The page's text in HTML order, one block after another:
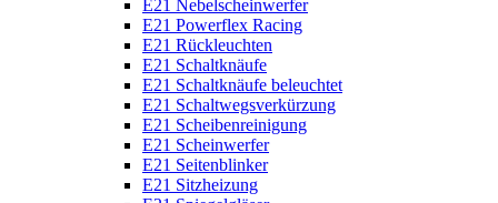
E21 Nebelscheinwerfer
E21 Powerflex Racing
E21 Rückleuchten
E21 Schaltknäufe
E21 Schaltknäufe beleuchtet
E21 Schaltwegsverkürzung
E21 Scheibenreinigung
E21 Scheinwerfer
E21 Seitenblinker
E21 Sitzheizung